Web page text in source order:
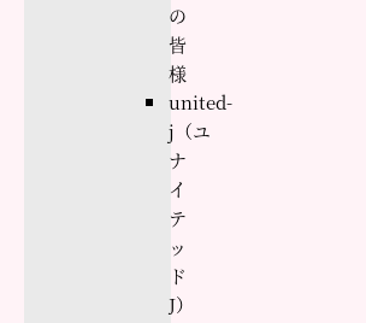
の
皆
様
united-
j（ユ
ナ
イ
テ
ッ
ド
J）